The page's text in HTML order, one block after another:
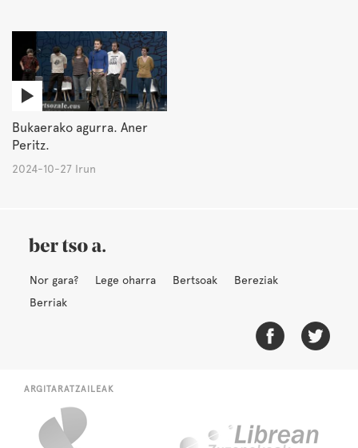
Bukaerako agurra. Aner
Peritz.
2024-10-27 Irun
Nor gara? Lege oharra Bertsoak
Bereziak
Berriak
ARGITARATZAILEAK